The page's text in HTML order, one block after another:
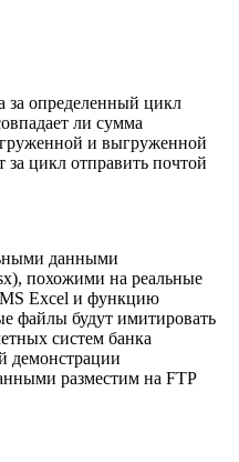
за определенный цикл
ли сумма
и выгруженной
цикл отправить почтой
данными
похожими на реальные
MS Excel и функцию
файлы будут имитировать
систем банка
демонстрации
разместим на FTP